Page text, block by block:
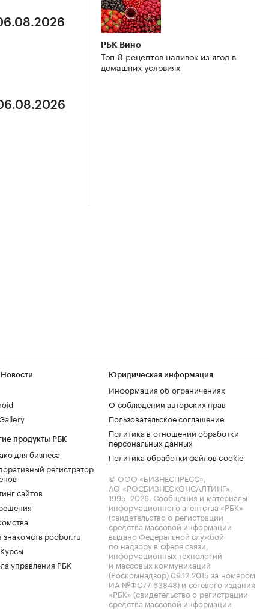
РБК Вино
Топ-8 рецептов наливок из ягод в
домашних условиях
продукты РБК
для бизнеса
регистратор
сайтов
знакомств podbor.ru
управления РБК
Юридическая информация
Информация об ограничениях
О соблюдении авторских прав
Пользовательское соглашение
Политика в отношении обработки
персональных данных
Политика обработки файлов cookie
© ООО «БИЗНЕСПРЕСС»,
АО «РОСБИЗНЕСКОНСАЛТИНГ»,
1995–2026. Сообщения и материалы
информационного агентства «РБК»
(свидетельство о регистрации
средства массовой информации
выдано Федеральной службой
по надзору в сфере связи,
информационных технологий
и массовых коммуникаций
(Роскомнадзор) 09.12.2015 за номером
ИА №ФС77-63848) и сетевого издания
«РБК» (свидетельство о регистрации
средства массовой информации